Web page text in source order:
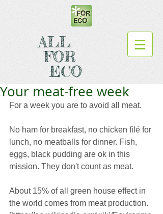
ALL
FOR
ECO
Your meat-free week
For a week you are to avoid all meat.
No ham for breakfast, no chicken filé for
lunch, no meatballs for dinner. Fish,
eggs, black pudding are ok in this
mission. They don't count as meat.
About 15% of all green house effect in
the world comes from meat production.